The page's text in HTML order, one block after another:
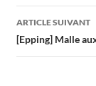
articles
ARTICLE SUIVANT
[Epping] Malle